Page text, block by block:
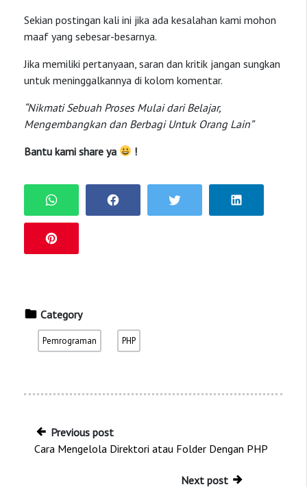
Sekian postingan kali ini jika ada kesalahan kami mohon
maaf yang sebesar-besarnya.
Jika memiliki pertanyaan, saran dan kritik jangan sungkan
untuk meninggalkannya di kolom komentar.
“Nikmati Sebuah Proses Mulai dari Belajar,
Mengembangkan dan Berbagi Untuk Orang Lain”
Bantu kami share ya
!
Category
Pemrograman PHP
Previous post
Cara Mengelola Direktori atau Folder Dengan PHP
Next post